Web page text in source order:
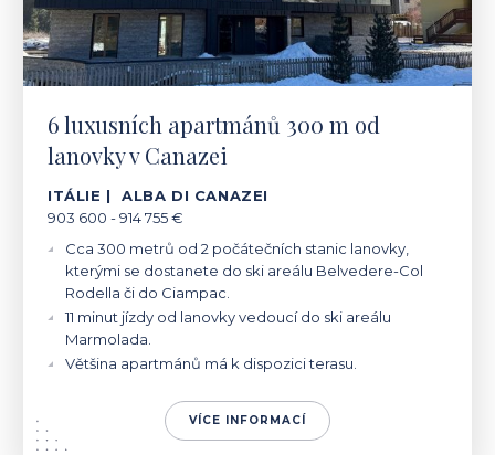
6 luxusních apartmánů 300 m od
lanovky v Canazei
ITÁLIE | ALBA DI CANAZEI
903 600 - 914 755 €
Cca 300 metrů od 2 počátečních stanic lanovky,
kterými se dostanete do ski areálu Belvedere-Col
Rodella či do Ciampac.
11 minut jízdy od lanovky vedoucí do ski areálu
Marmolada.
Většina apartmánů má k dispozici terasu.
VÍCE INFORMACÍ